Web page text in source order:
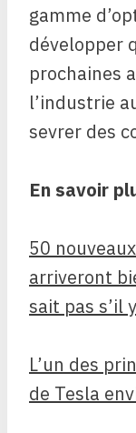
gamme
développer
prochaines
l’industrie
sevrer des
En savoir
50
arriveront
sait pas s’il
L’un des
de Tesla